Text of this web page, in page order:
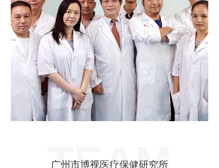
广州市博视医疗保健研究所